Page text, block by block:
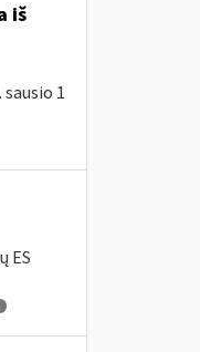
iš
1
ES